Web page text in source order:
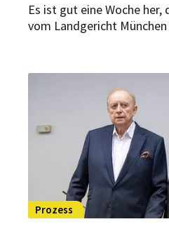
Es ist gut eine Woche her,
vom Landgericht
Prozess